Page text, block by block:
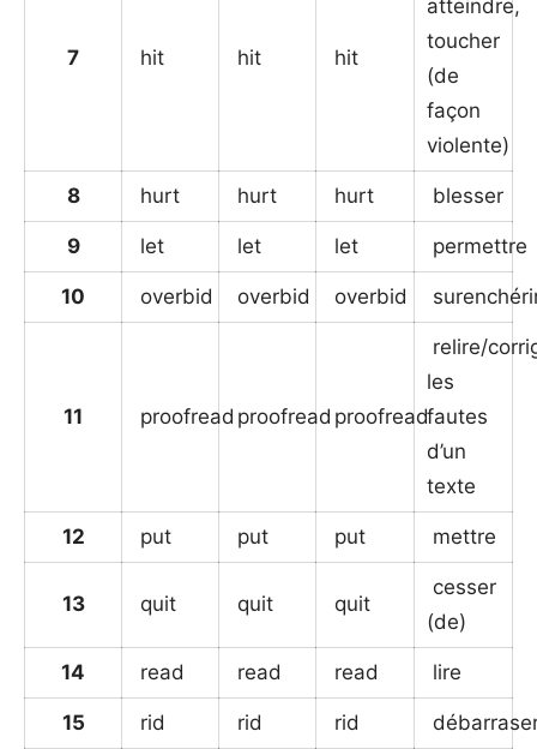
7 hit hit hit
atteindre,
toucher
(de
façon
violente)
8 hurt hurt hurt blesser
9 let let let permettre
10 overbid overbid overbid
11 proofreadproofreadproofread
relire/
les
fautes
d’un
texte
12 put put put mettre
13 quit quit quit
cesser
(de)
14 read read read lire
15 rid rid rid